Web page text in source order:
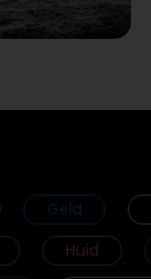
Geld
Huid